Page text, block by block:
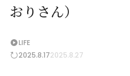
おりさん）
LIFE
2025.8.172025.8.27